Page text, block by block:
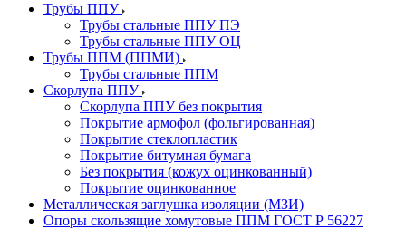
Трубы ППУ
Трубы стальные ППУ ПЭ
Трубы стальные ППУ ОЦ
Трубы ППМ (ППМИ)
Трубы стальные ППМ
Скорлупа ППУ
Скорлупа ППУ без покрытия
Покрытие армофол (фольгированная)
Покрытие стеклопластик
Покрытие битумная бумага
Без покрытия (кожух оцинкованный)
Покрытие оцинкованное
Металлическая заглушка изоляции (МЗИ)
Опоры скользящие хомутовые ППМ ГОСТ Р 56227